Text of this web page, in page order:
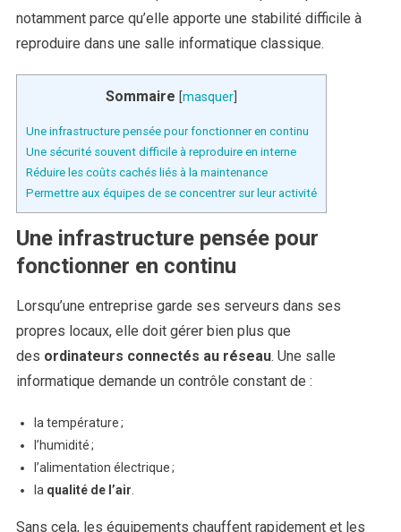
notamment parce qu’elle apporte une stabilité difficile à
reproduire dans une salle informatique classique.
Sommaire [masquer]
Une infrastructure pensée pour fonctionner en continu
Une sécurité souvent difficile à reproduire en interne
Réduire les coûts cachés liés à la maintenance
Permettre aux équipes de se concentrer sur leur activité
Une infrastructure pensée pour
fonctionner en continu
Lorsqu’une entreprise garde ses serveurs dans ses
propres locaux, elle doit gérer bien plus que
des ordinateurs connectés au réseau. Une salle
informatique demande un contrôle constant de :
la température ;
l’humidité ;
l’alimentation électrique ;
la qualité de l’air
Sans cela, les équipements chauffent rapidement et les